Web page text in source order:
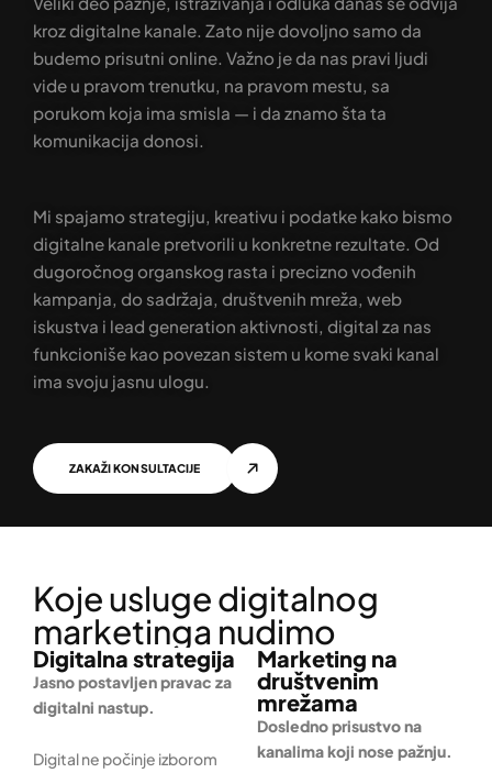
kroz digitalne kanale. Zato nije dovoljno samo da
budemo prisutni online. Važno je da nas pravi ljudi
vide u pravom trenutku, na pravom mestu, sa
porukom koja ima smisla — i da znamo šta ta
komunikacija donosi.
Mi spajamo strategiju, kreativu i podatke kako bismo
digitalne kanale pretvorili u konkretne rezultate. Od
dugoročnog organskog rasta i precizno vođenih
kampanja, do sadržaja, društvenih mreža, web
iskustva i lead generation aktivnosti, digital za nas
funkcioniše kao povezan sistem u kome svaki kanal
ima svoju jasnu ulogu.
ZAKAŽI KONSULTACIJE
Koje usluge digitalnog
marketinga nudimo
Digitalna strategija
Jasno postavljen pravac za
digitalni nastup.
Digital ne počinje izborom
Marketing na
društvenim
mrežama
Dosledno prisustvo na
kanalima koji nose pažnju.